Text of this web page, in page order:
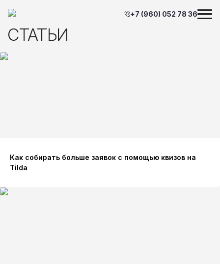
+7 (960) 052 78 36
СТАТЬИ
Как собирать больше заявок с помощью квизов на
Tilda